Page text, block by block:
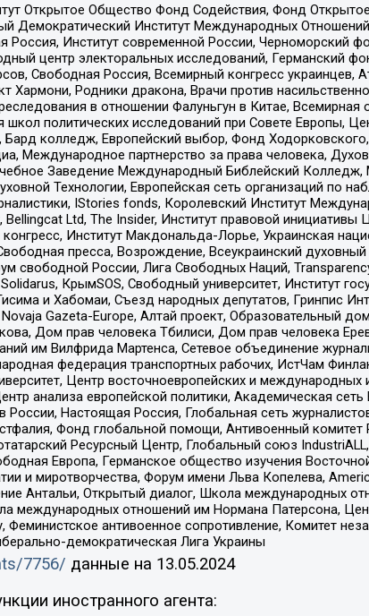
Открытое Общество Фонд Содействия, Фонд
Институт Международных Отношений,
Институт современной России, Черноморский
центр электоральных исследований, Германский
Свободная Россия, Всемирный конгресс украинцев,
Родники дракона, Врачи против
в отношении Фалуньгун в Китае,
политических исследований при Совете Европы,
колледж, Европейский выбор, Фонд
партнерство за права человека,
Заведение Международный Библейский
Технологии, Европейская сеть организаций по
IStories fonds, Королевский Институт
Ltd, The Insider, Институт правовой
Институт Макдональда-Лорье, Украинская
пресса, Возрождение, Всеукраинский
свободной России, Лига Свободных Наций,
КрымSOS, Свободный университет, Институт
и Хабомаи, Съезд народных депутатов, Гринпис
Gazeta-Europe, Алтай проект, Образовательный
Дом прав человека Тбилиси, Дом прав человека
им Вилфрида Мартенса, Сетевое объединение
федерация транспортных рабочих, ИстЧам
Центр восточноевропейских и
анализа европейской политики, Академическая
Настоящая Россия, Глобальная сеть
Фонд глобальной помощи, Антивоенный комитет
Ресурсный Центр, Глобальный союз
Европа, Германское общество изучения
и миротворчества, Форум имени Льва Копелева,
Антальи, Открытый диалог, Школа международных
международных отношений им Нормана Патерсона,
антивоенное сопротивление, Комитет
демократическая Лига Украины
7756/ данные на 13.05.2024
иностранного агента: